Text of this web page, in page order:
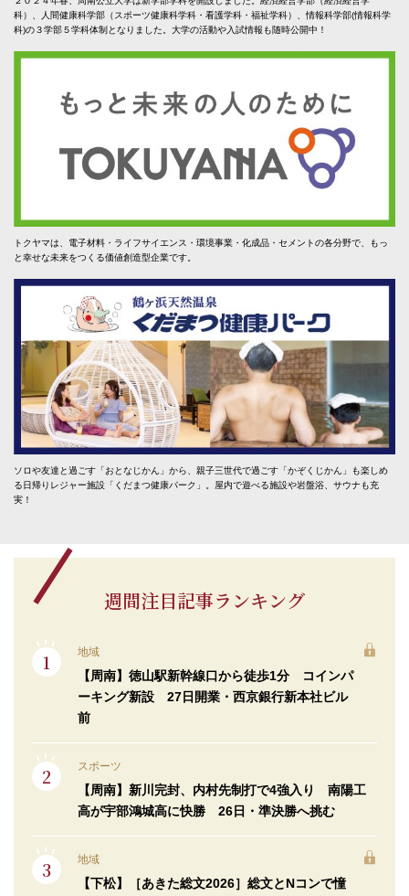
科）、人間健康科学部（スポーツ健康科学科・看護学科・福祉学科）、情報科学部(情報科学
科)の３学部５学科体制となりました。大学の活動や入試情報も随時公開中！
トクヤマは、電子材料・ライフサイエンス・環境事業・化成品・セメントの各分野で、もっ
と幸せな未来をつくる価値創造型企業です。
ソロや友達と過ごす「おとなじかん」から、親子三世代で過ごす「かぞくじかん」も楽しめ
る日帰りレジャー施設「くだまつ健康パーク」。屋内で遊べる施設や岩盤浴、サウナも充
実！
週間注目記事ランキング
地域
【周南】徳山駅新幹線口から徒歩1分 コインパ
ーキング新設 27日開業・西京銀行新本社ビル
前
スポーツ
【周南】新川完封、内村先制打で4強入り 南陽工
高が宇部鴻城高に快勝 26日・準決勝へ挑む
地域
【下松】［あきた総文2026］総文とNコンで憧